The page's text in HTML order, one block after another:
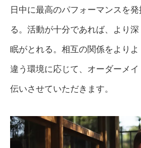
日中に最高のパフォーマンスを
る。活動が十分であれば、より
眠がとれる。相互の関係をより
違う環境に応じて、オーダーメ
伝いさせていただきます。